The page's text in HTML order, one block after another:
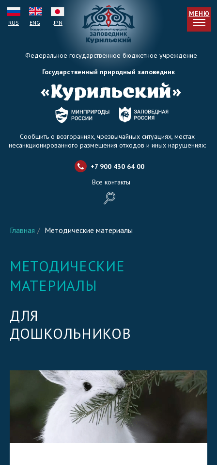
Федеральное государственное бюджетное учреждение
RUS ENG JPN
Сообщить о возгораниях, чрезвычайных ситуациях, местах
несанкционированного размещения отходов и иных нарушениях:
Все контакты
Государственный природный заповедник
+7 900 430 64 00
МЕНЮ
Главная / Методические материалы
МЕТОДИЧЕСКИЕ
МАТЕРИАЛЫ
ДЛЯ
ДОШКОЛЬНИКОВ